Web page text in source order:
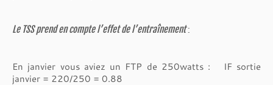
Le TSS prend en compte l’effet de l’entraînement:
En janvier vous aviez un FTP de 250watts : IF sortie
janvier = 220/250 = 0.88